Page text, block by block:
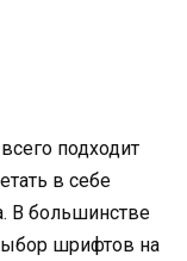
подходит
в себе
В большинстве
шрифтов на